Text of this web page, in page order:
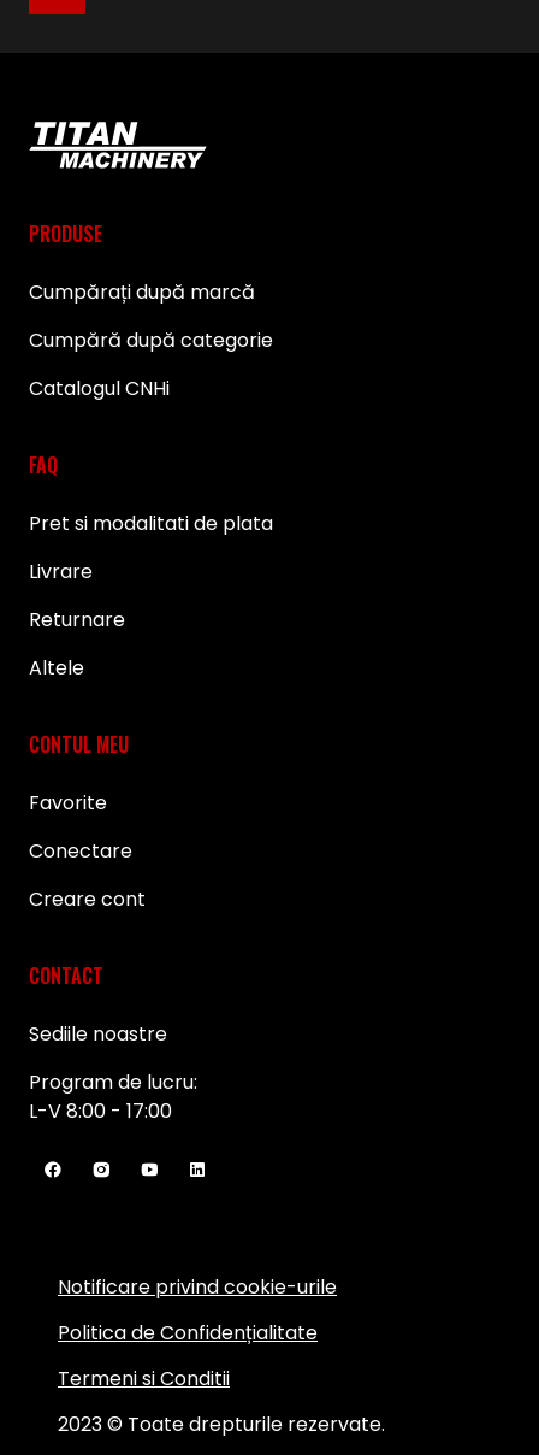
PRODUSE
Cumpărați după marcă
Cumpără după categorie
Catalogul CNHi
FAQ
Pret si modalitati de plata
Livrare
Returnare
Altele
CONTUL MEU
Favorite
Conectare
Creare cont
CONTACT
Sediile noastre
Program de lucru:
L-V 8:00 - 17:00
2023 © Toate drepturile rezervate.
Notificare privind cookie-urile
Politica de Confidențialitate
Termeni si Conditii